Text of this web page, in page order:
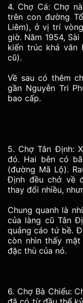
4. Chợ Cá: Chợ
trên con đường
Liêm), ở vị trí
giờ. Năm 1954,
kiến trúc khá văn
cũ).
Về sau có thêm
gần Nguyễn Tri
bao cấp.
5. Chợ Tân Định:
đó. Hai bên có
(đường Mã Lộ).
Định đều chở về
thay đổi nhiều,
Chung quanh là
của làng cũ Tân
quảng cáo tứ bề.
còn nhìn thấy
đặc thù của nó.
6. Chợ Bà Chiểu: